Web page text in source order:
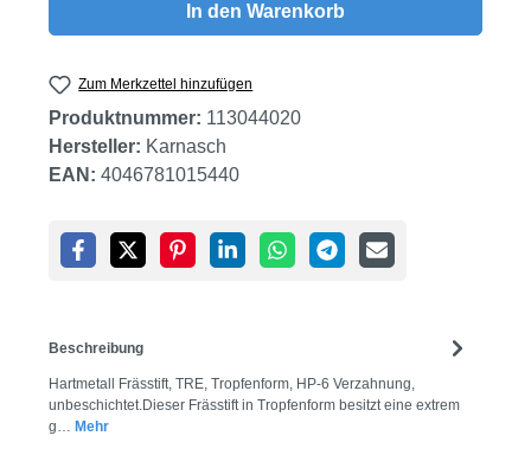
In den Warenkorb
Zum Merkzettel hinzufügen
Produktnummer: 113044020
Hersteller: Karnasch
EAN: 4046781015440
Beschreibung
Hartmetall Frässtift, TRE, Tropfenform, HP-6 Verzahnung,
unbeschichtet.Dieser Frässtift in Tropfenform besitzt eine extrem
g… Mehr